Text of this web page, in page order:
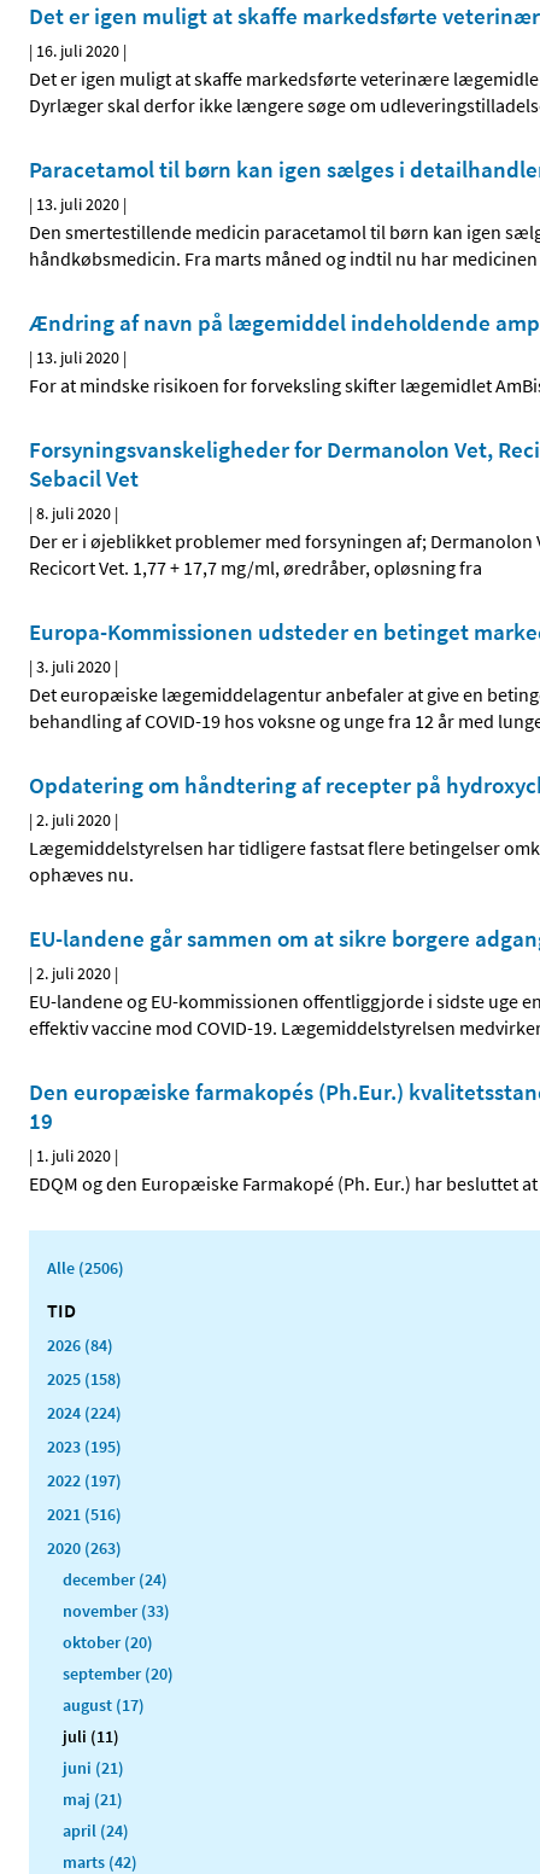
Det er igen muligt at skaffe markedsførte
| 16. juli 2020 |
Det er igen muligt at skaffe markedsførte veterinære
Dyrlæger skal derfor ikke længere søge om
Paracetamol til børn kan igen sælges i
| 13. juli 2020 |
Den smertestillende medicin paracetamol til børn kan igen
håndkøbsmedicin. Fra marts måned og indtil nu har
Ændring af navn på lægemiddel indeholdende
| 13. juli 2020 |
For at mindske risikoen for forveksling skifter lægemidlet
Forsyningsvanskeligheder for Dermanolon Vet,
Sebacil Vet
|8. juli 2020 |
Der er i øjeblikket problemer med forsyningen af;
Recicort Vet. 1,77 + 17,7 mg/ml, øredråber, opløsning fra
Europa-Kommissionen udsteder en betinget
|3. juli 2020 |
Det europæiske lægemiddelagentur anbefaler at give en
behandling af COVID-19 hos voksne og unge fra 12 år med
Opdatering om håndtering af recepter på
|2. juli 2020 |
Lægemiddelstyrelsen har tidligere fastsat flere betingelser
ophæves nu.
EU-landene går sammen om at sikre borgere
|2. juli 2020 |
EU-landene og EU-kommissionen offentliggjorde i sidste uge
effektiv vaccine mod COVID-19. Lægemiddelstyrelsen
Den europæiske farmakopés (Ph.Eur.)
19
| 1. juli 2020 |
EDQM og den Europæiske Farmakopé (Ph. Eur.) har besluttet
Alle (2506)
TID
2026 (84)
2025 (158)
2024 (224)
2023 (195)
2022 (197)
2021 (516)
2020 (263)
december (24)
november (33)
oktober (20)
september (20)
august (17)
juli (11)
juni (21)
maj (21)
april (24)
marts (42)